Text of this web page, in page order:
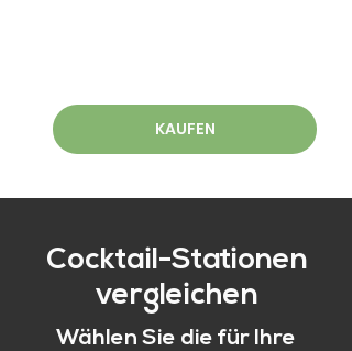
KAUFEN
Cocktail-Stationen
vergleichen
Wählen Sie die für Ihre